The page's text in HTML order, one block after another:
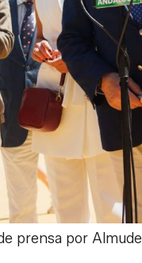
prensa por